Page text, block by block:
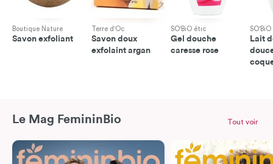
Boutique Nature
Savon exfoliant
Terre d'Oc
Savon doux
exfolaint argan
SO'BiO étic
Gel douche
caresse rose
Lait
Le Mag FemininBio Tout voir